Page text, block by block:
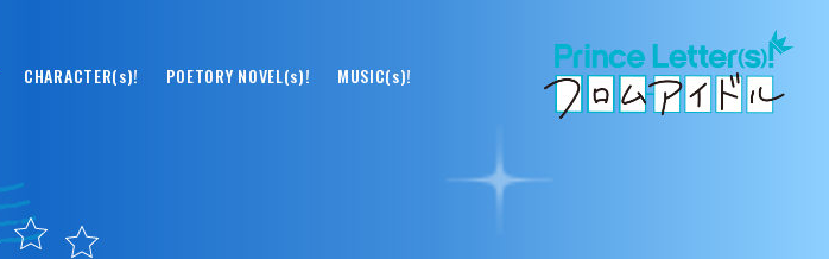
CHARACTER(s)! POETORY NOVEL(s)! MUSIC(s)!